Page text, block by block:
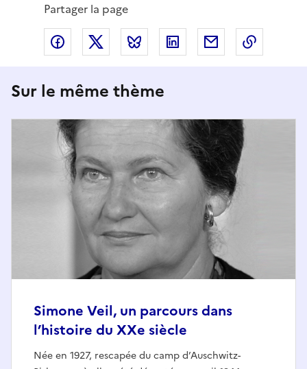
Partager la page
Partager via Facebook
Partager via XPartager via Bluesky
Partager via LinkedIn
Partager par
Sur le même thème
Simone Veil, un parcours dans
l’histoire du XXe siècle
Née en 1927, rescapée du camp d’Auschwitz-